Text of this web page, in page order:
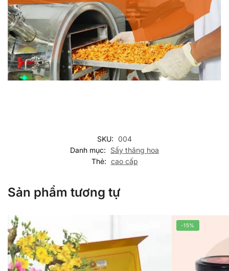
SKU: 004
Danh mục:
Sấy thăng hoa
Thẻ: cao cấp
Sản phẩm tương tự
-15%